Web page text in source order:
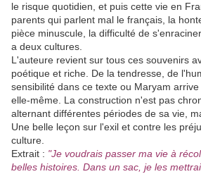
le risque quotidien, et puis cette vie en
parents qui parlent mal le français, la
pièce minuscule, la difficulté de
a deux cultures.
L'auteure revient sur tous ces souvenirs
poétique et riche. De la tendresse, de
sensibilité dans ce texte ou Maryam
elle-même. La construction n'est pas
alternant différentes périodes de sa vie,
Une belle leçon sur l'exil et contre les
culture.
Extrait : "Je voudrais passer ma vie à
belles histoires. Dans un sac, je les